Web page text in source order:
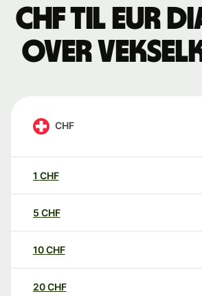
CHF til EUR
over
CHF
1 CHF
5 CHF
10CHF
20CHF